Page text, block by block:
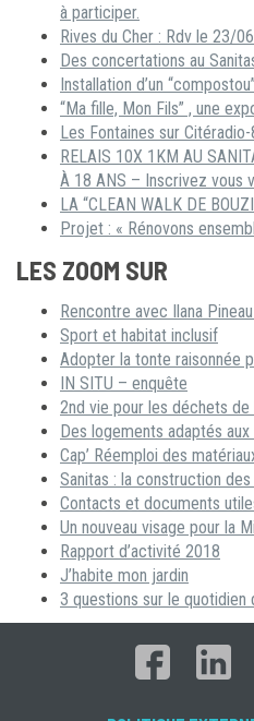
à participer.
Rives du Cher : Rdv le 23/
Des concertations au
Installation d’un “compostou”
“Ma fille, Mon Fils” , une
Les Fontaines sur
RELAIS 10X 1KM AU
À 18 ANS – Inscrivez vous
LA “CLEAN WALK DE
Projet : « Rénovons
LES ZOOM SUR
Rencontre avec Ilana
Sport et habitat inclusif
Adopter la tonte raisonnée
IN SITU – enquête
2nd vie pour les déchets
Des logements adaptés aux
Cap’ Réemploi des
Sanitas : la construction
Contacts et documents
Un nouveau visage pour la
Rapport d’activité 2018
J’habite mon jardin
3 questions sur le quotidien